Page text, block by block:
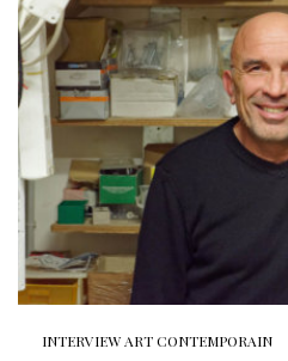
INTERVIEW ART CONTEMPORAIN